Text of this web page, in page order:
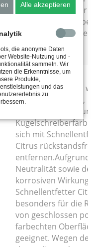
hochsommerlicher
Hitze im Freien
Antriebe von
Rollgängen usw.
Problematische
Verunreinigungen wie
Klebstoffreste, Öl-,
Fettflecken, Tinte und
Kugelschreiberfarbe
sich mit
Citrus rückstandsfrei
entfernen.Aufgrund
Neutralität sowie der
korrosiven
Schnellentfetter
besonders für die
von geschlossen
farbechten
geeignet. Wegen der
Alle akzeptieren
die anonyme Daten
Website-Nutzung und -
sammeln. Wir
die Erkenntnisse, um
Produkte,
und das
zu